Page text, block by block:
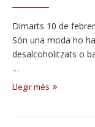
Dimarts 10 de febrer
Són una moda ho
desalcoholitzats o
…
Llegir més